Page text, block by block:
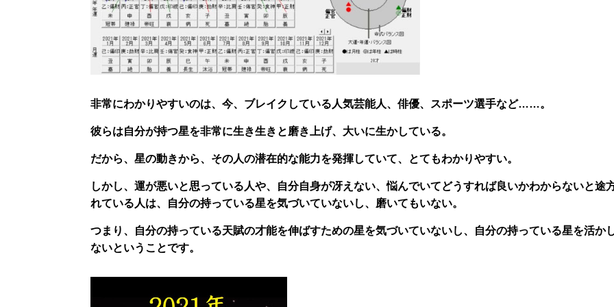
非常にわかりやすいのは、今、ブレイクしている人気芸能人、俳優、スポーツ選手など……。
彼らは自分が持つ星を非常に生き生きと磨き上げ、大いに生かしている。
だから、星の動きから、その人の潜在的な能力を発揮していて、とてもわかりやすい。
しかし、運が悪いと思っている人や、自分自身が冴えない、悩んでいてどうすれば良いかわからないと途
れている人は、自分の持っている星を気づいていないし、磨いてもいない。
つまり、自分の持っている天賦の才能を伸ばすための星を気づいていないし、自分の持っている星を活か
ないということです。